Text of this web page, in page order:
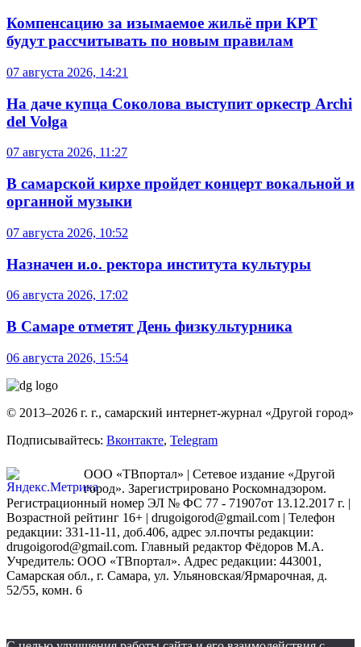
Компенсацию за изымаемое жильё при КРТ
будут рассчитывать по новым правилам
07 августа 2026, 14:21
На даче купца Соколова выступит оркестр Archi
del Volga
07 августа 2026, 11:27
В самарской кирхе пройдет концерт вокальной и
органной музыки
07 августа 2026, 10:52
Назначен и.о. ректора института культуры
06 августа 2026, 17:02
В Самаре отметят День физкультурника
06 августа 2026, 15:54
© 2013–2026 г. г., самарский интернет-журнал «Другой город»
Подписывайтесь: Вконтакте, Telegram
ООО «ТВпортал» | Сетевое издание «Другой
город». Зарегистрировано Роскомнадзором.
Регистрационный номер ЭЛ № ФС 77 - 71907от 13.12.2017 г. |
Возрастной рейтинг 16+ | drugoigorod@gmail.com | Телефон
редакции: 331-11-11, доб.406, адрес эл.почты редакции:
drugoigorod@gmail.com. Главный редактор Фёдоров М.А.
Учредитель: ООО «ТВпортал». Адрес редакции: 443001,
Самарская обл., г. Самара, ул. Ульяновская/Ярмарочная, д.
52/55, комн. 6